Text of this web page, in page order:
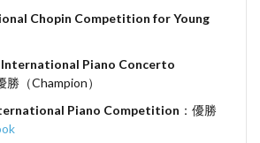
Chopin Competition for Young
International Piano Concerto
勝（Champion）
Piano Competition ：優勝